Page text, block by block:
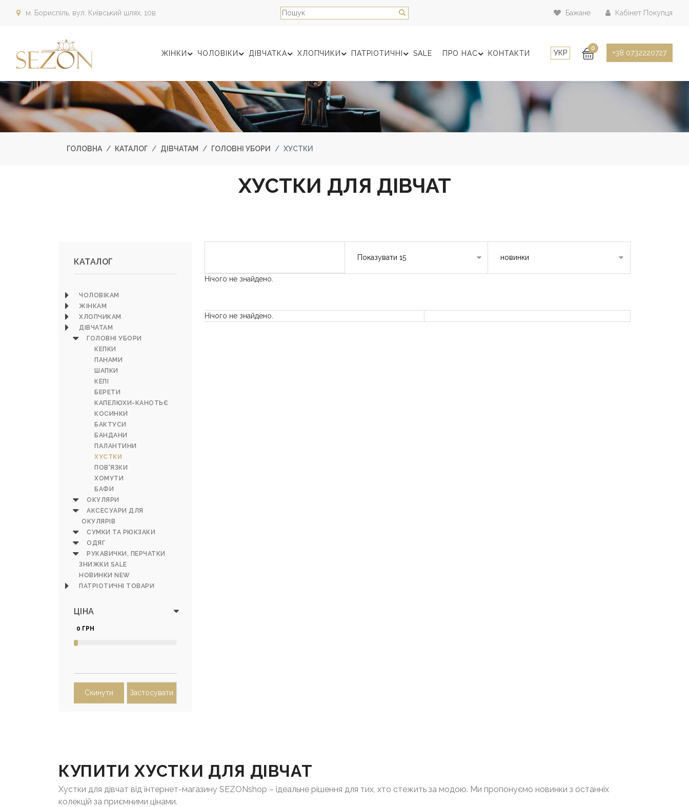
м. Бориспіль, вул. Київський шлях, 10в Бажане Кабінет Покупця
ЖІНКИ ЧОЛОВІКИ ДІВЧАТКА ХЛОПЧИКИ ПАТРІОТИЧНІ SALE ПРО НАС КОНТАКТИ УКР
0
+38 0732220727
ГОЛОВНА КАТАЛОГ ДІВЧАТАМ ГОЛОВНІ УБОРИ ХУСТКИ
ХУСТКИ ДЛЯ ДІВЧАТ
КАТАЛОГ
ЧОЛОВІКАМ
ЖІНКАМ
ХЛОПЧИКАМ
ДІВЧАТАМ
ГОЛОВНІ УБОРИ
КЕПКИ
ПАНАМИ
ШАПКИ
КЕПІ
БЕРЕТИ
КАПЕЛЮХИ-КАНОТЬЄ
КОСИНКИ
БАКТУСИ
БАНДАНИ
ПАЛАНТИНИ
ХУСТКИ
ПОВ'ЯЗКИ
ХОМУТИ
БАФИ
ОКУЛЯРИ
АКСЕСУАРИ ДЛЯ
ОКУЛЯРІВ
СУМКИ ТА РЮКЗАКИ
ОДЯГ
РУКАВИЧКИ, ПЕРЧАТКИ
ЗНИЖКИ SALE
НОВИНКИ NEW
ПАТРІОТИЧНІ ТОВАРИ
ЦІНА
0 ГРН
Скинути Застосувати
Нічого не знайдено.
Нічого не знайдено.
КУПИТИ ХУСТКИ ДЛЯ ДІВЧАТ
Хустки для дівчат від інтернет-магазину SEZONshop – ідеальне рішення для тих, хто стежить за модою. Ми пропонуємо новинки з останніх
колекцій за приємними цінами.